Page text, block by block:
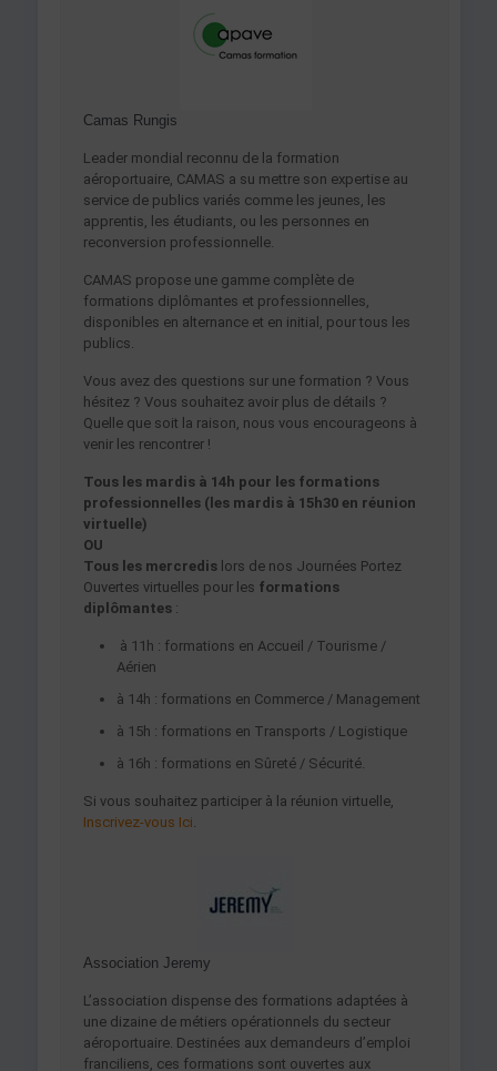
Camas Rungis
Leader mondial reconnu de la formation
aéroportuaire, CAMAS a su mettre son expertise au
service de publics variés comme les jeunes, les
apprentis, les étudiants, ou les personnes en
reconversion professionnelle.
CAMAS propose une gamme complète de
formations diplômantes et professionnelles,
disponibles en alternance et en initial, pour tous les
publics.
Vous avez des questions sur une formation ? Vous
hésitez ? Vous souhaitez avoir plus de détails ?
Quelle que soit la raison, nous vous encourageons à
venir les rencontrer !
Tous les mardis à 14h pour les formations
professionnelles (les mardis à 15h30 en réunion
virtuelle)
OU
Tous les mercredislors de nos Journées Portez
Ouvertes virtuelles pour les formations
diplômantes:
à 11h : formations en Accueil / Tourisme /
Aérien
à 14h : formations en Commerce / Management
à 15h : formations en Transports / Logistique
à 16h : formations en Sûreté / Sécurité.
Si vous souhaitez participer à la réunion virtuelle,
Inscrivez-vous Ici.
Association Jeremy
L’association dispense des formations adaptées à
une dizaine de métiers opérationnels du secteur
aéroportuaire. Destinées aux demandeurs d’emploi
franciliens, ces formations sont ouvertes aux